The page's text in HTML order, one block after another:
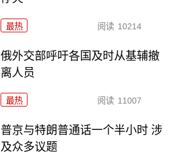
最热 阅读 10214
俄外交部呼吁各国及时从基辅撤
离人员
最热 阅读 11007
普京与特朗普通话一个半小时 涉
及众多议题